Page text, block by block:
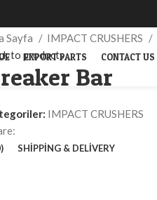
EXPORT PARTS
CONTACT US
Sayfa IMPACT CRUSHERS
to products
Bar
IMPACT CRUSHERS
SHIPPING & DELIVERY